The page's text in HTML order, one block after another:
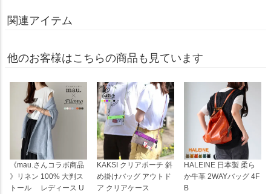
関連アイテム
他のお客様はこちらの商品も見ています
《mau.さんコラボ商品
》リネン 100% 大判ス
トール レディース U
KAKSI クリアポーチ 斜
め掛けバッグ アウトド
ア クリアケース
HALEINE 日本製 柔ら
か牛革 2WAYバッグ 4F
B